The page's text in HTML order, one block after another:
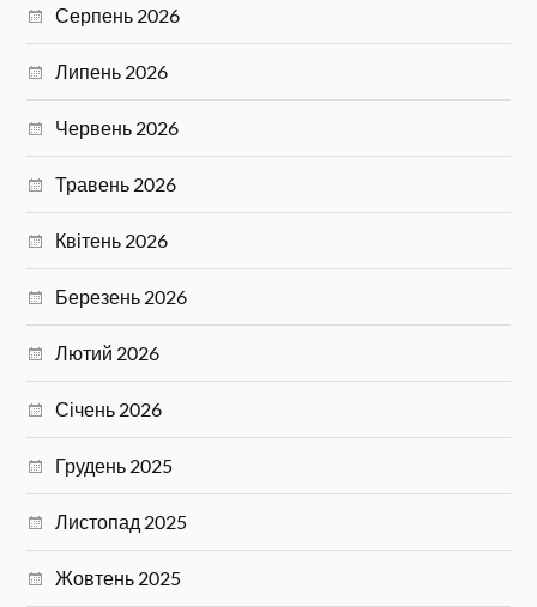
Серпень 2026
Липень 2026
Червень 2026
Травень 2026
Квітень 2026
Березень 2026
Лютий 2026
Січень 2026
Грудень 2025
Листопад 2025
Жовтень 2025